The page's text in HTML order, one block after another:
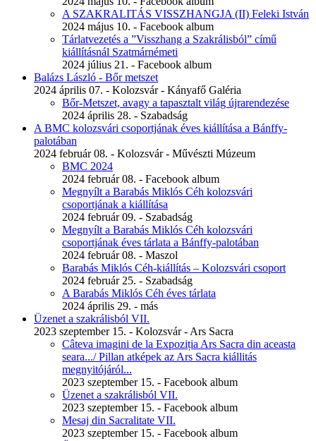
A SZAKRALITÁS VISSZHANGJA (II) Feleki István
2024 május 10. - Facebook album
Tárlatvezetés a ”Visszhang a Szakrálisból” című
kiállításnál Szatmárnémeti
2024 július 21. - Facebook album
Balázs László - Bőr metszet
2024 április 07. - Kolozsvár - Kányafő Galéria
Bőr-Metszet, avagy a tapasztalt világ újrarendezése
2024 április 28. - Szabadság
A BMC kolozsvári csoportjának éves kiállítása a Bánffy-
palotában
2024 február 08. - Kolozsvár - Művészti Múzeum
BMC 2024
2024 február 08. - Facebook album
Megnyílt a Barabás Miklós Céh kolozsvári
csoportjának a kiállítása
2024 február 09. - Szabadság
Megnyílt a Barabás Miklós Céh kolozsvári
csoportjának éves tárlata a Bánffy-palotában
2024 február 08. - Maszol
Barabás Miklós Céh-kiállítás – Kolozsvári csoport
2024 február 25. - Szabadság
A Barabás Miklós Céh éves tárlata
2024 április 29. - más
Üzenet a szakrálisból VII.
2023 szeptember 15. - Kolozsvár - Ars Sacra
Câteva imagini de la Expoziția Ars Sacra din aceasta
seara.../ Pillan atképek az Ars Sacra kiállitás
megnyitójáról...
2023 szeptember 15. - Facebook album
Üzenet a szakrálisból VII.
2023 szeptember 15. - Facebook album
Mesaj din Sacralitate VII.
2023 szeptember 15. - Facebook album